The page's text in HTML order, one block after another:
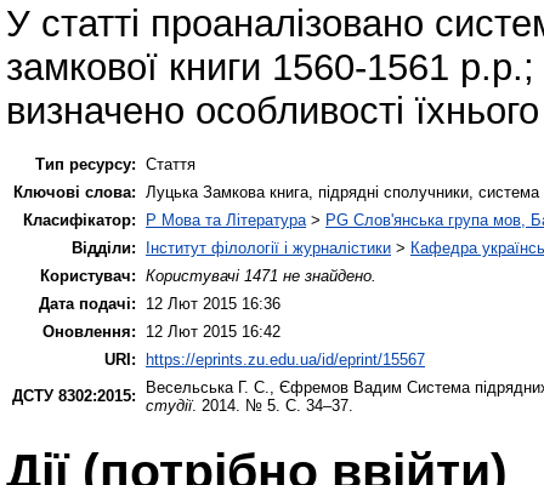
У статті проаналізовано
замкової книги 1560-1561
визначено особливості
Тип ресурсу: Стаття
Ключові слова:
Луцька Замкова книга, підрядні сполучники,
Класифікатор:
P Мова та Література > PG Слов'янська група мов,
Відділи:
Інститут філології і журналістики > Кафедра
Користувач: Користувачі 1471 не знайдено.
Дата подачі:
12 Лют 2015 16:36
Оновлення:
12 Лют 2015 16:42
URI: https://eprints.zu.edu.ua/id/eprint/15567
ДСТУ 8302:2015:
Весельська Г. С. Єфремов Вадим Система
студії. 2014. № 5. С. 34–37.
Дії ​​(потрібно ввійти)